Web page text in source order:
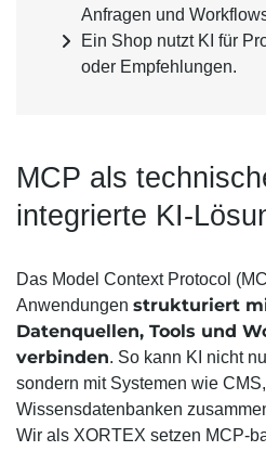
Anfragen und
Ein Shop nutzt KI für
oder Empfehlungen.
MCP als
integrierte KI-
Das Model Context Protocol
Anwendungen strukturiert
Datenquellen, Tools und
verbinden. So kann KI nicht
sondern mit Systemen wie
Wissensdatenbanken
Wir als XORTEX setzen MCP-